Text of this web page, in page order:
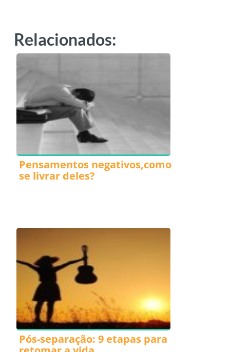
Relacionados:
Pensamentos negativos,como
se livrar deles?
Pós-separação: 9 etapas para